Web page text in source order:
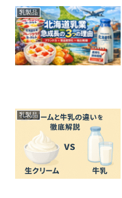
乳製品
乳製品